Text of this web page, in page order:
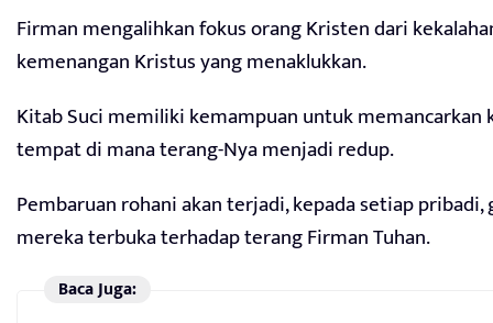
Firman mengalihkan fokus orang Kristen dari
kemenangan Kristus yang menaklukkan.
Kitab Suci memiliki kemampuan untuk memancarkan
tempat di mana terang-Nya menjadi redup.
Pembaruan rohani akan terjadi, kepada setiap
mereka terbuka terhadap terang Firman Tuhan.
Baca Juga: